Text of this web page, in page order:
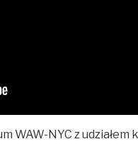
WAW-NYC z